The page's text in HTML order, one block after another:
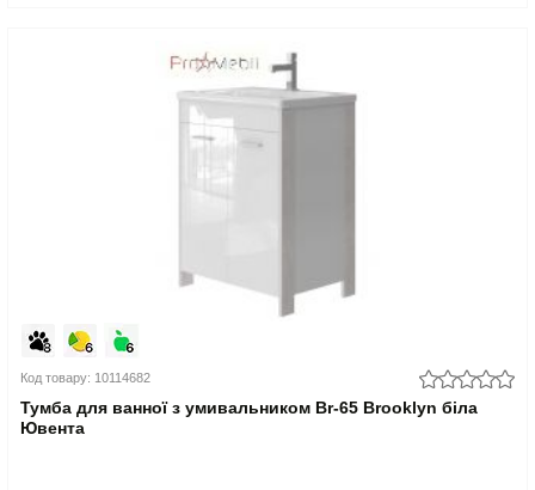
Код товару: 10114682
Тумба для ванної з умивальником Br-65 Brooklyn біла
Ювента